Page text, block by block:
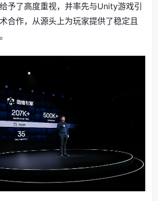
予了高度重视，并率先与Unity游戏引
合作，从源头上为玩家提供了稳定且